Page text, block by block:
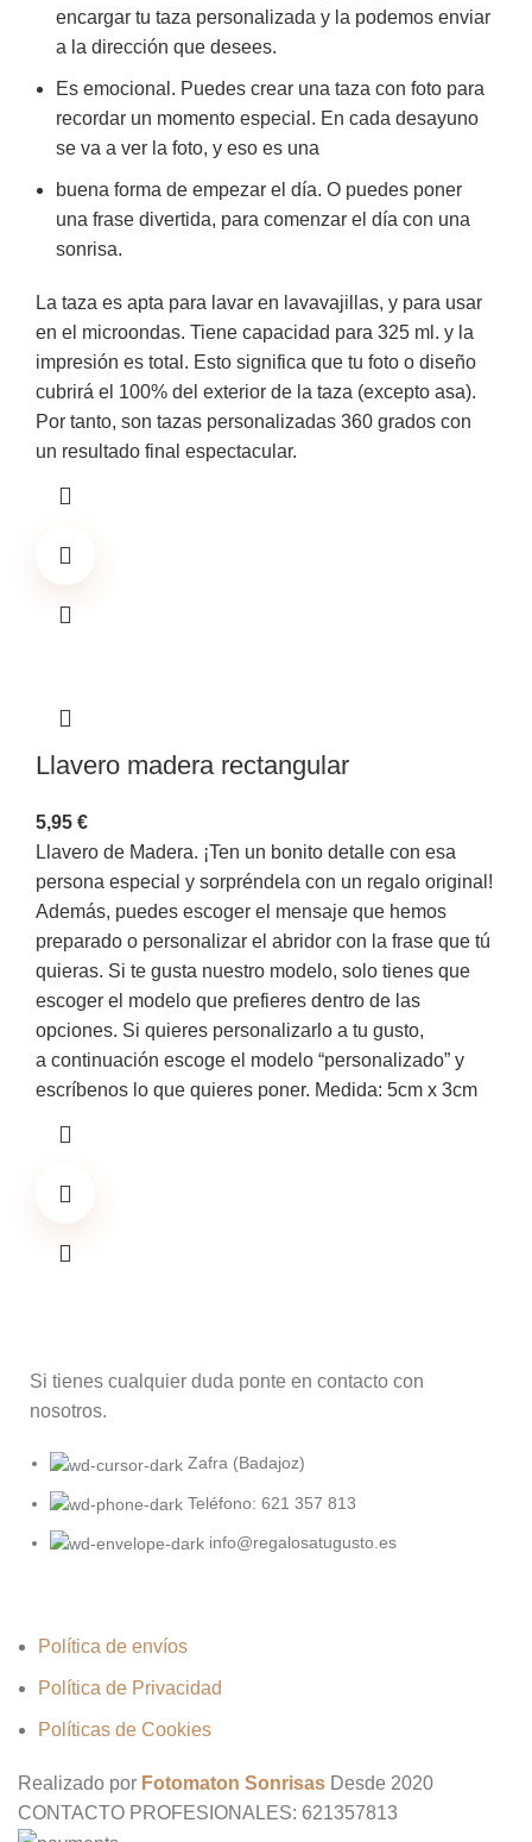
encargar tu taza personalizada y la podemos enviar
a la dirección que desees.
Es emocional. Puedes crear una taza con foto para
recordar un momento especial. En cada desayuno
se va a ver la foto, y eso es una
buena forma de empezar el día. O puedes poner
una frase divertida, para comenzar el día con una
sonrisa.
La taza es apta para lavar en lavavajillas, y para usar
en el microondas. Tiene capacidad para 325 ml. y la
impresión es total. Esto significa que tu foto o diseño
cubrirá el 100% del exterior de la taza (excepto asa).
Por tanto, son tazas personalizadas 360 grados con
un resultado final espectacular.
Llavero madera rectangular
5,95 €
Llavero de Madera. ¡Ten un bonito detalle con esa
persona especial y sorpréndela con un regalo original!
Además, puedes escoger el mensaje que hemos
preparado o personalizar el abridor con la frase que tú
quieras. Si te gusta nuestro modelo, solo tienes que
escoger el modelo que prefieres dentro de las
opciones. Si quieres personalizarlo a tu gusto,
a continuación escoge el modelo “personalizado” y
escríbenos lo que quieres poner. Medida: 5cm x 3cm
Si tienes cualquier duda ponte en contacto con
nosotros.
Zafra (Badajoz)
Teléfono: 621 357 813
info@regalosatugusto.es
Política de envíos
Política de Privacidad
Políticas de Cookies
Realizado por Fotomaton Sonrisas Desde 2020
CONTACTO PROFESIONALES: 621357813